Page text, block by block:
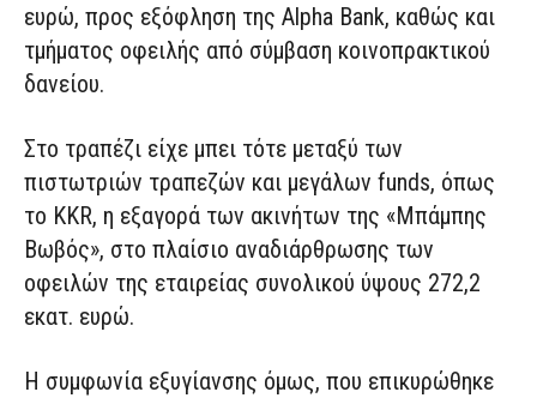
ευρώ, προς εξόφληση της Alpha Bank, καθώς και
τμήματος οφειλής από σύμβαση κοινοπρακτικού
δανείου.
Στο τραπέζι είχε μπει τότε μεταξύ των
πιστωτριών τραπεζών και μεγάλων funds, όπως
το KKR, η εξαγορά των ακινήτων της «Μπάμπης
Βωβός», στο πλαίσιο αναδιάρθρωσης των
οφειλών της εταιρείας συνολικού ύψους 272,2
εκατ. ευρώ.
Η συμφωνία εξυγίανσης όμως, που επικυρώθηκε